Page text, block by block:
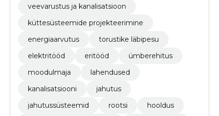
veevarustus ja kanalisatsioon
küttesüsteemide projekteerimine
energiaarvutus
torustike läbipesu
elektritööd
eritööd
ümberehitus
moodulmaja
lahendused
kanalisatsiooni
jahutus
jahutussüsteemid
rootsi
hooldus